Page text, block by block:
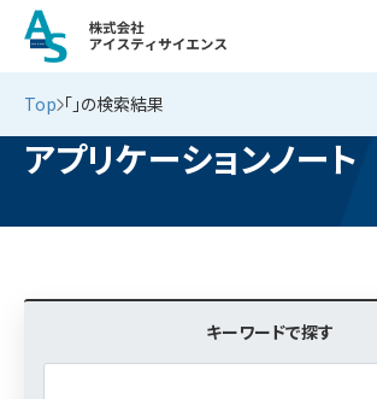
Top 「」の検索結果
アプリケーションノート
キーワードで探す